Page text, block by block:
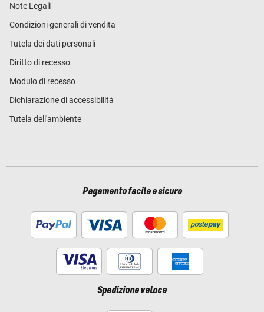
Note Legali
Condizioni generali di vendita
Tutela dei dati personali
Diritto di recesso
Modulo di recesso
Dichiarazione di accessibilità
Tutela dell'ambiente
Pagamento facile e sicuro
Spedizione veloce